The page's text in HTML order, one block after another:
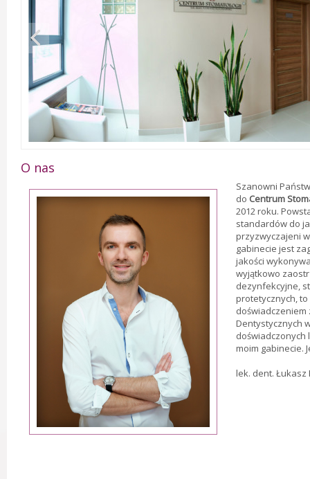
O nas
Szanowni
do Centrum
2012 roku.
standardów do
przyzwyczajeni
gabinecie jest
jakości
wyjątkowo
dezynfekcyjne,
protetycznych,
doświadczeniem
Dentystycznych
doświadczonych
moim gabinecie.
lek. dent. Łukasz